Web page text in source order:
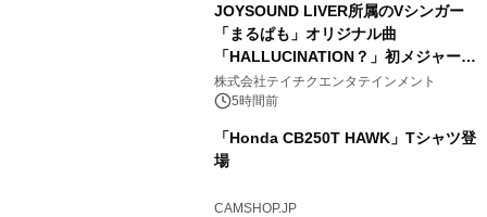
JOYSOUND LIVER所属のVシンガー
「まるぱも」オリジナル曲
「HALLUCINATION？」初メジャー配
信リリース決定！
株式会社テイチクエンタテインメント
5時間前
「Honda CB250T HAWK」Tシャツ登
場
CAMSHOP.JP